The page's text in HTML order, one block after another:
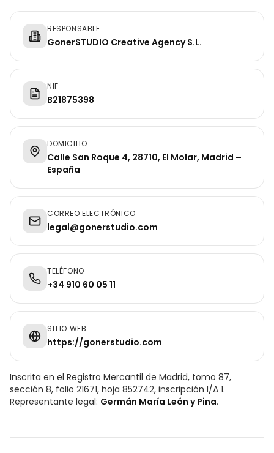
RESPONSABLE
GonerSTUDIO Creative Agency S.L.
NIF
B21875398
DOMICILIO
Calle San Roque 4, 28710, El Molar, Madrid –
España
CORREO ELECTRÓNICO
legal@gonerstudio.com
TELÉFONO
+34 910 60 05 11
SITIO WEB
https://gonerstudio.com
Inscrita en el Registro Mercantil de Madrid, tomo 87,
sección 8, folio 21671, hoja 852742, inscripción I/A 1.
Representante legal: Germán María León y Pina.